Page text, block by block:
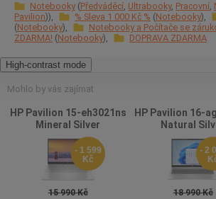
Notebooky Předváděcí Ultrabooky Pracovní
Pavilion
% Sleva 1 000 Kč % Notebooky
Notebooky
Notebooky a Počítače se
ZDARMA! Notebooky DOPRAVA ZDARMA
High-contrast mode
Mohlo by vás zajímat
HP Pavilion 15-eh3021ns
Mineral Silver
- 1 599
Kč
15 990 Kč
HP Pavilion 16-
Natural
- 2
18 990 Kč